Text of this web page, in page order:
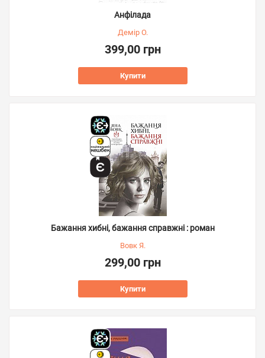
Анфілада
Демір О.
399,00 грн
Купити
Бажання хибні, бажання справжні : роман
Вовк Я.
299,00 грн
Купити